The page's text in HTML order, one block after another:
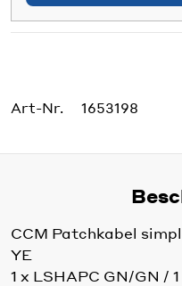
Art-Nr. 1653198
CCM Patchkabel
YE
1 x LSHAPC GN/GN /